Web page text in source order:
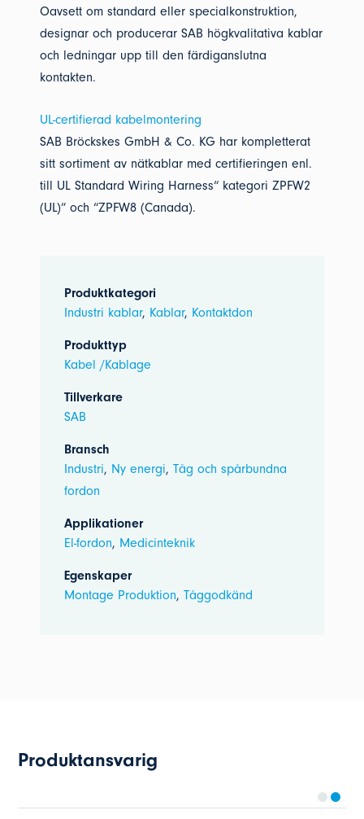
Oavsett om standard eller specialkonstruktion,
designar och producerar SAB högkvalitativa kablar
och ledningar upp till den färdiganslutna
kontakten.
UL-certifierad kabelmontering
SAB Bröckskes GmbH & Co. KG har kompletterat
sitt sortiment av nätkablar med certifieringen enl.
till UL Standard Wiring Harness“ kategori ZPFW2
(UL)” och “ZPFW8 (Canada).
Produktkategori
Industri kablar, Kablar, Kontaktdon
Produkttyp
Kabel /Kablage
Tillverkare
SAB
Bransch
Industri, Ny energi,Tåg och spårbundna
fordon
Applikationer
El-fordon, Medicinteknik
Egenskaper
Montage Produktion,Tåggodkänd
Produktansvarig